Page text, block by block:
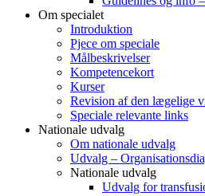
Om specialet
Introduktion
Pjece om speciale
Målbeskrivelser
Kompetencekort
Kurser
Revision af den lægelige
Speciale relevante links
Nationale udvalg
Om nationale udvalg
Udvalg –
Nationale udvalg
Udvalg for